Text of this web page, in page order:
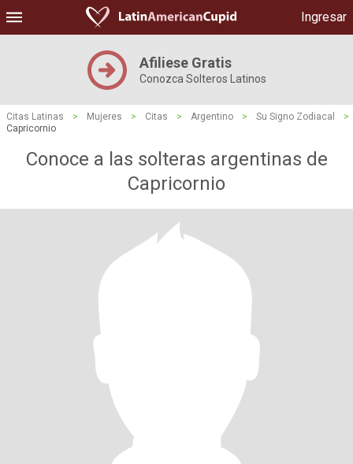
Ingresar
Afiliese Gratis
Conozca Solteros Latinos
Citas Latinas > Mujeres > Citas > Argentino > Su Signo Zodiacal
>
Capricornio
Conoce a las solteras argentinas de
Capricornio